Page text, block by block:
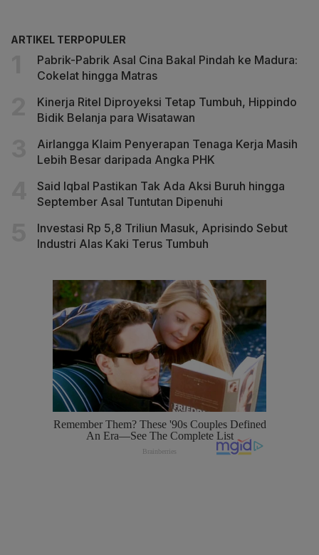
ARTIKEL TERPOPULER
Pabrik-Pabrik Asal Cina Bakal Pindah ke Madura:
Cokelat hingga Matras
Kinerja Ritel Diproyeksi Tetap Tumbuh, Hippindo
Bidik Belanja para Wisatawan
Airlangga Klaim Penyerapan Tenaga Kerja Masih
Lebih Besar daripada Angka PHK
Said Iqbal Pastikan Tak Ada Aksi Buruh hingga
September Asal Tuntutan Dipenuhi
Investasi Rp 5,8 Triliun Masuk, Aprisindo Sebut
Industri Alas Kaki Terus Tumbuh